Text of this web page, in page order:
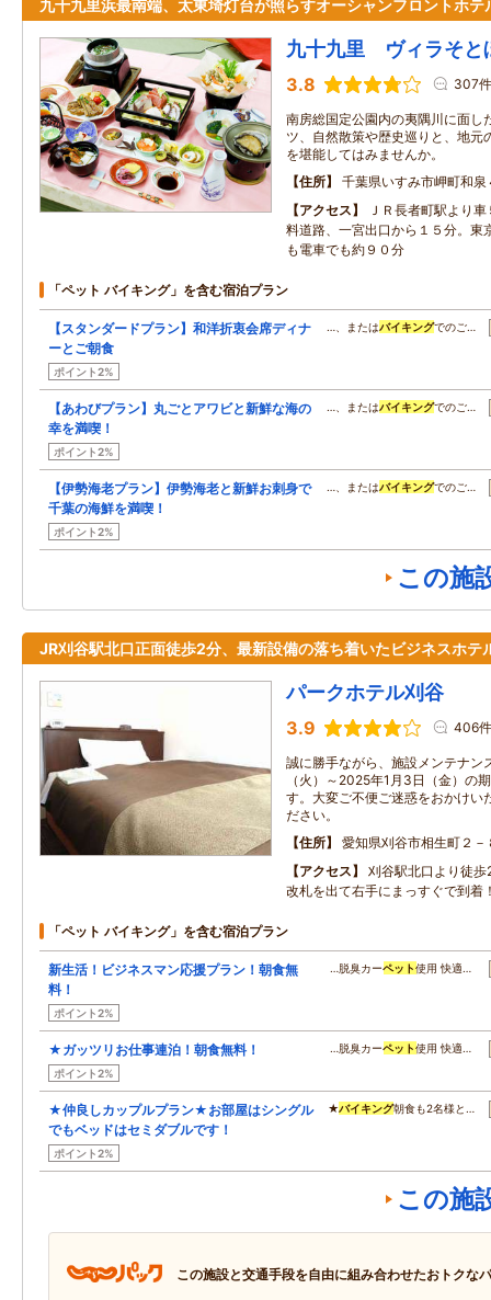
九十九里浜最南端、太東埼灯台が照らすオーシャンフロントホテ
九十九里 ヴィラそと
3.8 307件
南房総国定公園内の夷隅川に面し
ツ、自然散策や歴史巡りと、地元
を堪能してはみませんか。
住所
千葉県いすみ市岬町和泉
アクセス
ＪＲ長者町駅より
料道路、一宮出口から１５分。東
も電車でも約９０分
「ペット バイキング」を含む宿泊プラン
【スタンダードプラン】和洋折衷会席ディナ
ーとご朝食
ポイント2%
…、またはバイキングでのご…
【あわびプラン】丸ごとアワビと新鮮な海の
幸を満喫！
ポイント2%
…、またはバイキングでのご…
【伊勢海老プラン】伊勢海老と新鮮お刺身で
千葉の海鮮を満喫！
ポイント2%
…、またはバイキングでのご…
この施
JR刈谷駅北口正面徒歩2分、最新設備の落ち着いたビジネスホテ
パークホテル刈谷
3.9 406件
誠に勝手ながら、施設メンテナ
（火）～2025年1月3日（金）の
す。大変ご不便ご迷惑をおかけい
ださい。
住所
愛知県刈谷市相生町２－
アクセス
刈谷駅北口より徒
改札を出て右手にまっすぐで到着
「ペット バイキング」を含む宿泊プラン
新生活！ビジネスマン応援プラン！朝食無
料！
ポイント2%
…脱臭カーペット使用 快適…
★ガッツリお仕事連泊！朝食無料！
ポイント2%
…脱臭カーペット使用 快適…
★仲良しカップルプラン★お部屋はシングル
でもベッドはセミダブルです！
ポイント2%
★バイキング朝食も2名様と…
この施
この施設と交通手段を自由に組み合わせたおトクな